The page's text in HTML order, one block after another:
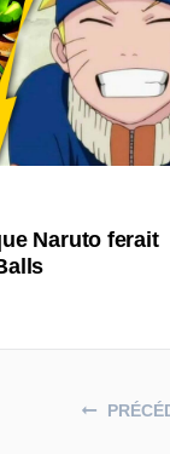
Naruto ferait